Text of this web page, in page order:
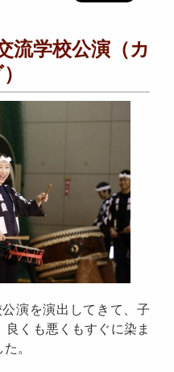
流学校公演（カ
演を演出してきて、子
くも悪くもすぐに染ま
。